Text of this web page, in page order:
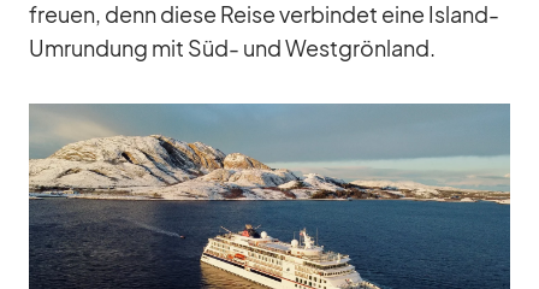
freuen, denn diese Reise ver­bin­det eine Is­land-
Um­run­dung mit Süd- und West­grön­land.